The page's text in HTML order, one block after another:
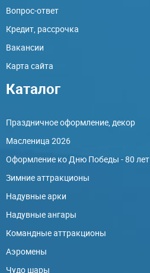
Вопрос-ответ
Кредит, рассрочка
Вакансии
Карта сайта
Каталог
Праздничное оформление, декор
Масленица 2026
Оформление ко Дню Победы - 80 лет
Зимние аттракционы
Надувные арки
Надувные ангары
Командные аттракционы
Аэромены
Чудо шары